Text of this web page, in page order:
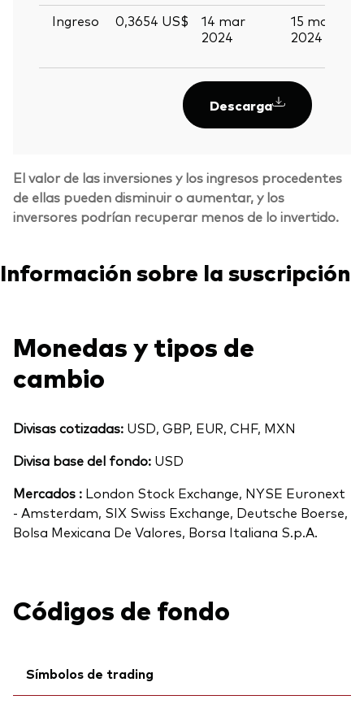
Ingreso
0,3654 US$
14 mar
2024
15 mar
2024
Descarga
El valor de las inversiones y los ingresos procedentes
de ellas pueden disminuir o aumentar, y los
inversores podrían recuperar menos de lo invertido.
Información sobre la suscripción
Monedas y tipos de
cambio
Divisas cotizadas: USD, GBP, EUR, CHF, MXN
Divisa base del fondo: USD
Mercados : London Stock Exchange, NYSE Euronext
- Amsterdam, SIX Swiss Exchange, Deutsche Boerse,
Bolsa Mexicana De Valores, Borsa Italiana S.p.A.
Códigos de fondo
Símbolos de trading